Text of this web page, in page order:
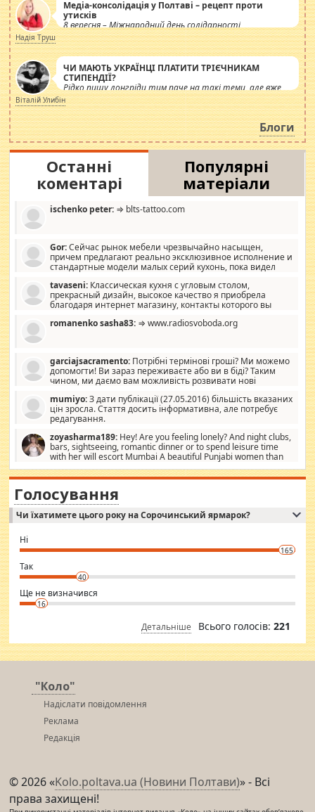
Медіа-консолідація у Полтаві – рецепт проти
утисків
8 вересня – Міжнародний день солідарності
журналістів.
Надія Труш
ЧИ МАЮТЬ УКРАЇНЦІ ПЛАТИТИ ТРІЄЧНИКАМ
СТИПЕНДІЇ?
Рідко пишу лонгріди тим паче на такі теми, але вже
просто дістало! Обурюють сьогоднішні інсенуації
навколо стипендіального питання. Штучно
роздувається ще одна соціальна катастрофа.
Віталій Улибін
Блоги
Останні
коментарі
Популярні
матеріали
ischenko peter: ⇒ blts-tattoo.com
Gor:Сейчас рынок мебели чрезвычайно насыщен,
причем предлагают реально эксклюзивное исполнение и
стандартные модели малых серий кухонь, пока видел
стандартные формы, в MebelOk, креативненько и что главное -
со вкусом все в порядке, без ненужных наворотов удорожающих
мебель, а это не последний фактор.
tavaseni: Классическая кухня с угловым столом,
прекрасный дизайн, высокое качество я приобрела
благодаря интернет магазину, контакты которого вы
romanenko sasha83: ⇒ www.radiosvoboda.org
garciajsacramento: Потрібні термінові гроші? Ми можемо
допомогти! Ви зараз переживаєте або ви в біді? Таким
чином, ми даємо вам можливість розвивати нові
допомагати людям, які намагаються дати їм шанс. Кожен
заслуговує на другий шанс, і, оскільки влада не зможе, вони
повинні приймати від інших. Для нас нема багато суми, і зрілість
витрат, а тільки узгоджених сум і нічого іншого. Не чекайте і не
коментуйте цей пост. Введіть суму, яку ви хочете подати, і ми
зв'яжемося з вами з усіма варіантами. зв'яжіться з нами
сьогодні на garciajsacramento@gmail.com Вам потрібні термінові
гроші? Ми можемо допомогти!
mumiyo:З дати публікації (27.05.2016) більшість вказаних
цін зросла. Стаття досить інформативна, але потребує
редагування.
zoyasharma189: Hey! Are you feeling lonely? And night clubs,
bars, sightseeing, romantic dinner or to spend leisure time
with her will escort Mumbai A beautiful Punjabi women than
sexy escort companion in arms that you guys feel like 5 star luxury
hotel had to spend the night in their search for loved solitaire free
woman "Love Solitaire" beautiful figure and shapely body shapes.
Independent escort in Mumbai, truthful, friendly and cheerful girl.
WhatsApp via an easily can see the latest pictures of her body and the
want to meet new people. Sakshi Mirchandani health and figure
conscious in order to keep yourself fit and regularly go to the health
club.
⇒ sakshimirchandani.com
Голосування
Чи їхатимете цього року на Сорочинський ярмарок?
Ні
165
Так
40
Ще не визначився
16
Детальніше Всього голосів: 221
"Коло"
Надіслати повідомлення
Реклама
Редакція
© 2026 «Kolo.poltava.ua (Новини Полтави)» - Всі
права захищені!